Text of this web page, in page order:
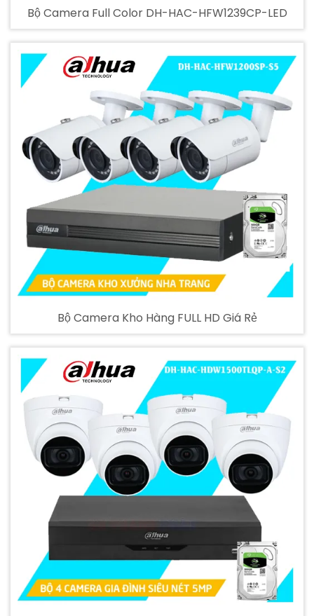
Bộ Camera Full Color DH-HAC-HFW1239CP-LED
Bộ Camera Kho Hàng FULL HD Giá Rẻ